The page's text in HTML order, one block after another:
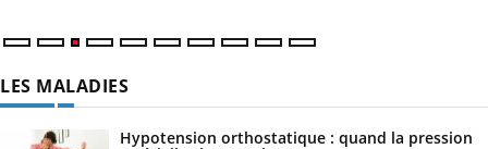
LES MALADIES
Hypotension orthostatique : quand la pression